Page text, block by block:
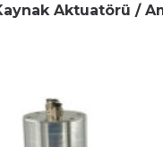
Aktuatörü /